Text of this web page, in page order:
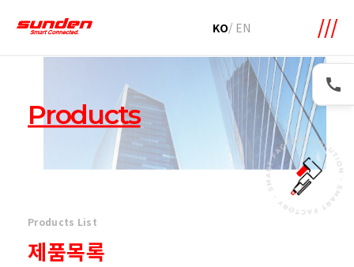
KO/ EN
Products
Products List
제품목록